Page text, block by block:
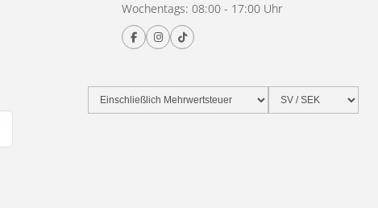
Wochentags: 08:00 - 17:00 Uhr